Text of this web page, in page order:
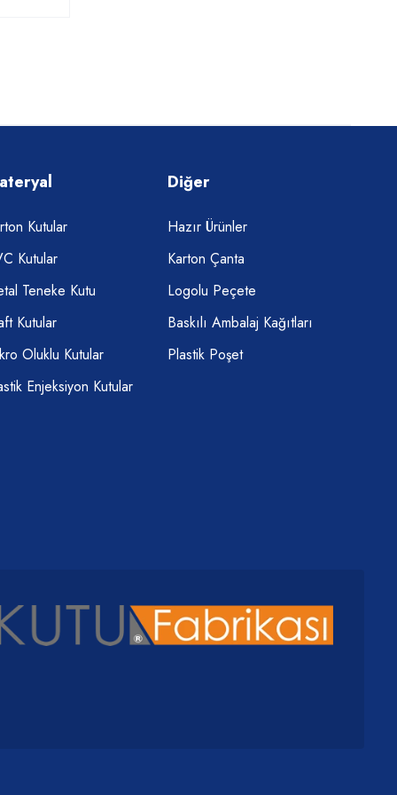
Kutular
Kutular
Teneke Kutu
Kutular
Oluklu Kutular
Enjeksiyon Kutular
Diğer
Hazır Ürünler
Karton Çanta
Logolu Peçete
Baskılı Ambalaj Kağıtları
Plastik Poşet